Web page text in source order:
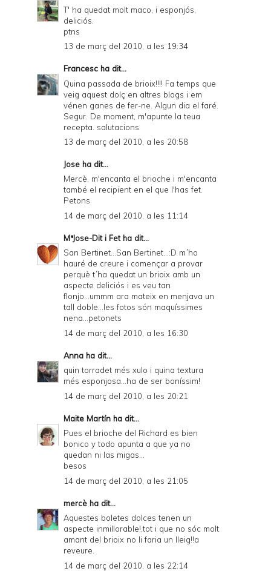
T' ha quedat molt maco, i esponjós,
deliciós.
ptns
13 de març del 2010, a les 19:34
Francesc ha dit...
Quina passada de brioix!!!! Fa temps que
veig aquest dolç en altres blogs i em
vénen ganes de fer-ne. Algun dia el faré.
Segur. De moment, m'apunte la teua
recepta. salutacions
13 de març del 2010, a les 20:58
Jose ha dit...
Mercè, m'encanta el brioche i m'encanta
també el recipient en el que l'has fet.
Petons
14 de març del 2010, a les 11:14
MªJose-Dit i Fetha dit...
San Bertinet...San Bertinet...:D m´ho
hauré de creure i començar a provar
perquè t´ha quedat un brioix amb un
aspecte deliciós i es veu tan
flonjo...ummm ara mateix en menjava un
tall doble...les fotos són maquíssimes
nena...petonets
14 de març del 2010, a les 16:30
Anna ha dit...
quin torradet més xulo i quina textura
més esponjosa...ha de ser boníssim!
14 de març del 2010, a les 20:21
Maite Martín ha dit...
Pues el brioche del Richard es bien
bonico y todo apunta a que ya no
quedan ni las migas...
besos
14 de març del 2010, a les 21:05
mercè ha dit...
Aquestes boletes dolces tenen un
aspecte inmillorable!,tot i que no sóc molt
amant del brioix no li faria un lleig!!a
reveure.
14 de març del 2010, a les 22:14